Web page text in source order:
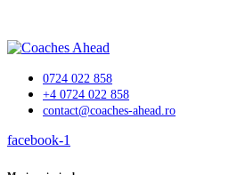
0724 022 858
+4 0724 022 858
contact@coaches-ahead.ro
facebook-1